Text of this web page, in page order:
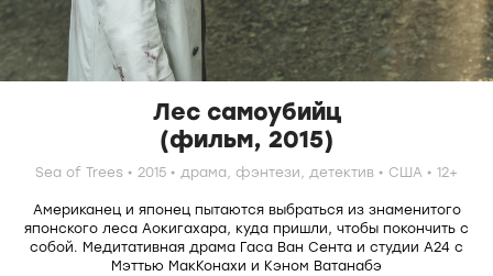
Лес самоубийц
(фильм, 2015)
Sea of Trees 2015 драма, фэнтези, детектив США 12+
Американец и японец пытаются выбраться из знаменитого
японского леса Аокигахара, куда пришли, чтобы покончить с
собой. Медитативная драма Гаса Ван Сента и студии А24 с
Мэттью МакКонахи и Кэном Ватанабэ